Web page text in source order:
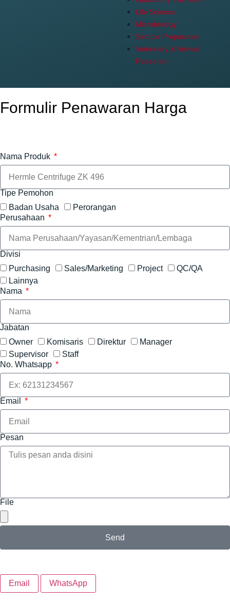
Life Science
Microbiology
Sample Preparation
Veterinary & Animal
Research
Formulir Penawaran Harga
Nama Produk
Tipe Pemohon
Badan Usaha
Perorangan
Perusahaan
Divisi
Purchasing
Sales/Marketing Project
QC/QA
Lainnya
Nama
Jabatan
Owner
Komisaris Direktur
Manager
Supervisor
Staff
No. Whatsapp
Email
Pesan
File
Send
Email WhatsApp